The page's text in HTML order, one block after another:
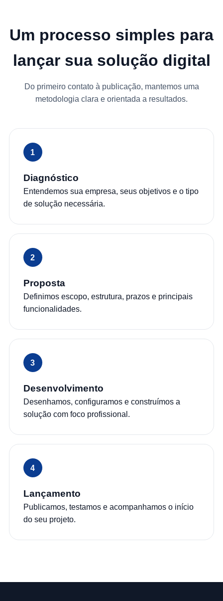
Um processo simples para
lançar sua solução digital
Do primeiro contato à publicação, mantemos uma
metodologia clara e orientada a resultados.
Diagnóstico
Entendemos sua empresa, seus objetivos e o tipo
de solução necessária.
Proposta
Definimos escopo, estrutura, prazos e principais
funcionalidades.
Desenvolvimento
Desenhamos, configuramos e construímos a
solução com foco profissional.
Lançamento
Publicamos, testamos e acompanhamos o início
do seu projeto.